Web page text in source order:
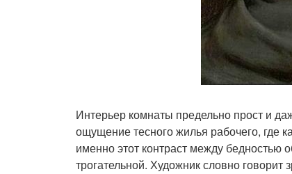
Интерьер комнаты предельно прост и
ощущение тесного жилья рабочего, где
именно этот контраст между бедностью
трогательной. Художник словно говорит